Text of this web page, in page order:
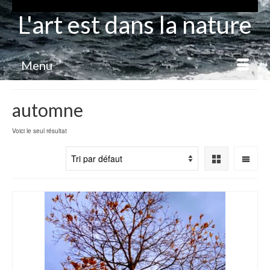
L'art est dans la nature
Menu
automne
Voici le seul résultat